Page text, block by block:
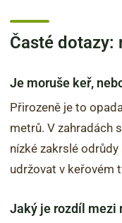
Časté dotazy:
Je moruše keř,
Přirozeně je to
metrů. V zahradách
nízké zakrslé
udržovat v keřovém
Jaký je rozdíl mezi